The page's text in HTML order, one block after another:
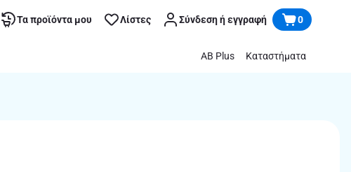
Τα προϊόντα μου Λίστες Σύνδεση ή εγγραφή 0
AB Plus Καταστήματα